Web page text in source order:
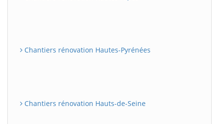
Chantiers rénovation Hautes-Pyrénées
Chantiers rénovation Hauts-de-Seine